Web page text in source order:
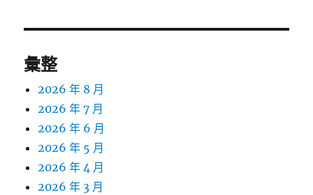
彙整
2026 年 8 月
2026 年 7 月
2026 年 6 月
2026 年 5 月
2026 年 4 月
2026 年 3 月